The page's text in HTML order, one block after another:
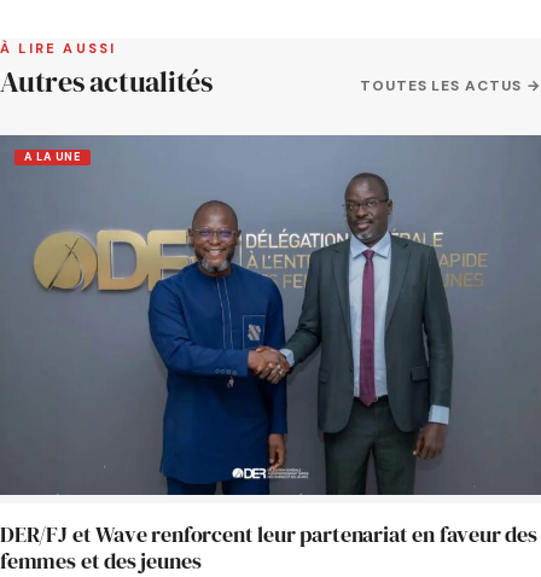
À LIRE AUSSI
Autres actualités TOUTES LES ACTUS →
A LA UNE
DER/FJ et Wave renforcent leur partenariat en faveur des
femmes et des jeunes